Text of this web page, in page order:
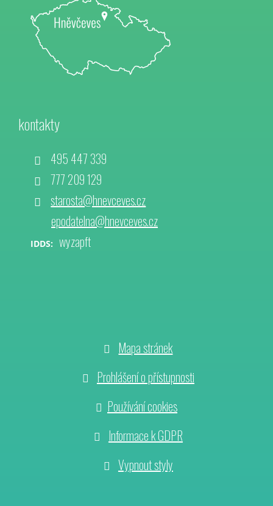
kontakty
495 447 339
777 209 129
starosta@hnevceves.cz
epodatelna@hnevceves.cz
IDDS: wyzapft
Mapa stránek
Prohlášení o přístupnosti
Používání cookies
Informace k GDPR
Vypnout styly